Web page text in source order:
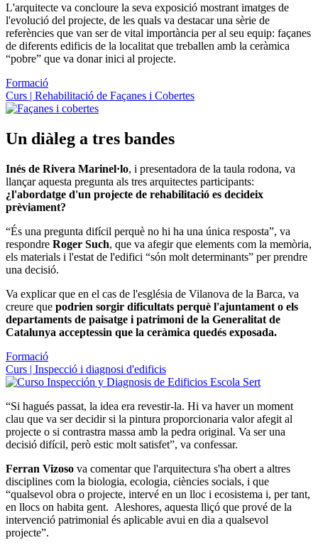
L'arquitecte va concloure la seva exposició mostrant imatges de
l'evolució del projecte, de les quals va destacar una sèrie de
referències que van ser de vital importància per al seu equip: façanes
de diferents edificis de la localitat que treballen amb la ceràmica
“pobre” que va donar inici al projecte.
Formació
Curs | Rehabilitació de Façanes i Cobertes
Un diàleg a tres bandes
Inés de Rivera Marinel·lo, i presentadora de la taula rodona, va
llançar aquesta pregunta als tres arquitectes participants:
¿l'abordatge d'un projecte de rehabilitació es decideix
prèviament?
“És una pregunta difícil perquè no hi ha una única resposta”, va
respondre Roger Such, que va afegir que elements com la memòria,
els materials i l'estat de l'edifici “són molt determinants” per prendre
una decisió.
Va explicar que en el cas de l'església de Vilanova de la Barca, va
creure que podrien sorgir dificultats perquè l'ajuntament o els
departaments de paisatge i patrimoni de la Generalitat de
Catalunya acceptessin que la ceràmica quedés exposada.
Formació
Curs | Inspecció i diagnosi d'edificis
“Si hagués passat, la idea era revestir-la. Hi va haver un moment
clau que va ser decidir si la pintura proporcionaria valor afegit al
projecte o si contrastra massa amb la pedra original. Va ser una
decisió difícil, però estic molt satisfet”, va confessar.
Ferran Vizoso va comentar que l'arquitectura s'ha obert a altres
disciplines com la biologia, ecologia, ciències socials, i que
“qualsevol obra o projecte, intervé en un lloc i ecosistema i, per tant,
en llocs on habita gent. Aleshores, aquesta lliçó que prové de la
intervenció patrimonial és aplicable avui en dia a qualsevol
projecte”.